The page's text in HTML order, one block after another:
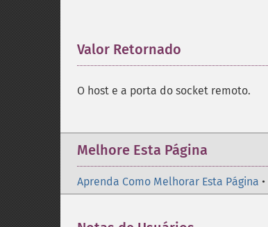
Valor Retornado
O host e a porta do socket remoto.
Melhore Esta Página
Aprenda Como Melhorar Esta Página •